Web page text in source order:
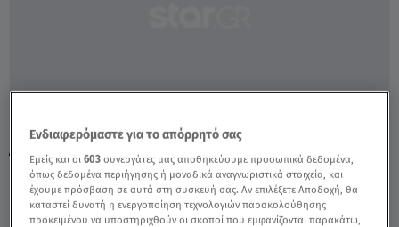
Δίδυμοι Σήμερα 7/3/24: Οι Προβλέψεις Της
Άσης Μπήλιου - Video
Ενδιαφερόμαστε για το απόρρητό σας
Εμείς και οι603 συνεργάτες μας αποθηκεύουμε προσωπικά δεδομένα,
όπως δεδομένα περιήγησης ή μοναδικά αναγνωριστικά στοιχεία, και
έχουμε πρόσβαση σε αυτά στη συσκευή σας. Αν επιλέξετε Αποδοχή, θα
καταστεί δυνατή η ενεργοποίηση τεχνολογιών παρακολούθησης
προκειμένου να υποστηριχθούν οι σκοποί που εμφανίζονται παρακάτω,